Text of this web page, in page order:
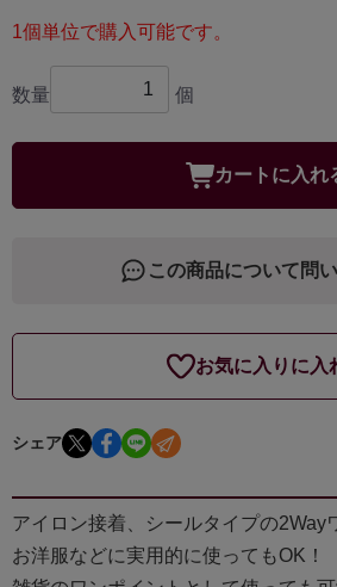
1個単位で購入可能です。
数量 個
カートに入れ
この商品について問
お気に入りに入
シェア
アイロン接着、シールタイプの2Way
お洋服などに実用的に使ってもOK！